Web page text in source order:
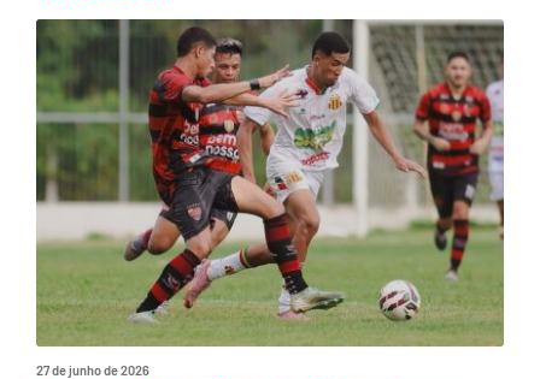
27 de junho de 2026